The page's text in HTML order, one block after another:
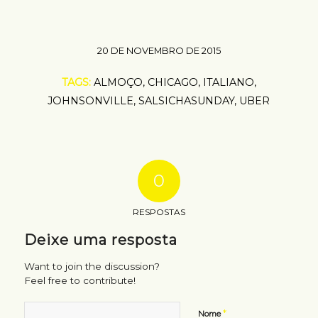
20 DE NOVEMBRO DE 2015
TAGS: ALMOÇO, CHICAGO, ITALIANO,
JOHNSONVILLE,SALSICHASUNDAY, UBER
0
RESPOSTAS
Deixe uma resposta
Want to join the discussion?
Feel free to contribute!
Nome*